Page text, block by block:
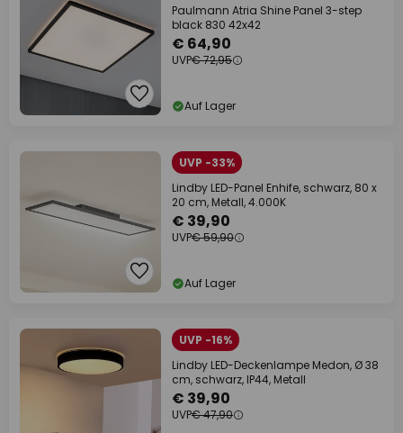
Paulmann Atria Shine Panel 3-step
black 830 42x42
€ 64,90
UVP€ 72,95
Auf Lager
UVP -33%
Lindby LED-Panel Enhife, schwarz, 80 x
20 cm, Metall, 4.000K
€ 39,90
UVP€ 59,90
Auf Lager
UVP -16%
Lindby LED-Deckenlampe Medon, Ø 38
cm, schwarz, IP44, Metall
€ 39,90
UVP€ 47,90